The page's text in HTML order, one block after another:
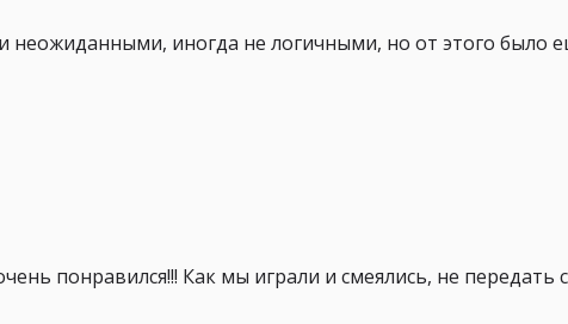
неожиданными, иногда не логичными, но от этого было
понравился!!! Как мы играли и смеялись, не передать